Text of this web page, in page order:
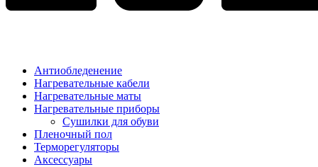
Антиобледенение
Нагревательные кабели
Нагревательные маты
Нагревательные приборы
Сушилки для обуви
Пленочный пол
Терморегуляторы
Аксессуары